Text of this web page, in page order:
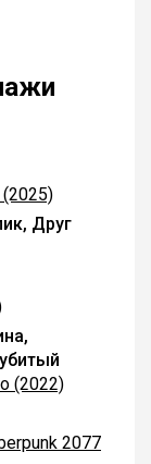
Друг
(2022)
2077